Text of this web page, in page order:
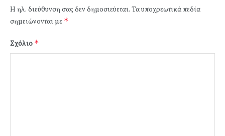
Η ηλ. διεύθυνση σας δεν δημοσιεύεται. Τα υποχρεωτικά πεδία
σημειώνονται με *
Σχόλιο *